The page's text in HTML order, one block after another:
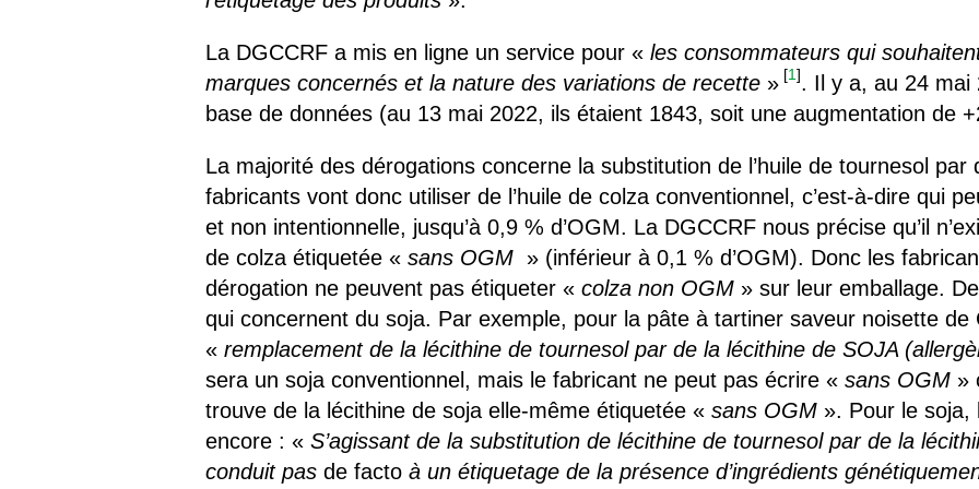
La DGCCRF a mis en ligne un service pour «les consommateurs qui
marques concernés et la nature des variations de recette » [1]. Il y a, au 24 mai
base de données (au 13 mai 2022, ils étaient 1843, soit une augmentation de
La majorité des dérogations concerne la substitution de l’huile de tournesol par
fabricants vont donc utiliser de l’huile de colza conventionnel, c’est-à-dire qui
et non intentionnelle, jusqu’à 0,9 % d’OGM. La DGCCRF nous précise qu’il
de colza étiquetée «sans OGM » (inférieur à 0,1 % d’OGM). Donc les
dérogation ne peuvent pas étiqueter «colza non OGM » sur leur emballage.
qui concernent du soja. Par exemple, pour la pâte à tartiner saveur noisette de
«remplacement de la lécithine de tournesol par de la lécithine de SOJA
sera un soja conventionnel, mais le fabricant ne peut pas écrire «sans OGM »
trouve de la lécithine de soja elle-même étiquetée «sans OGM ». Pour le soja,
encore : «S’agissant de la substitution de lécithine de tournesol par de la
conduit pas de facto à un étiquetage de la présence d’ingrédients